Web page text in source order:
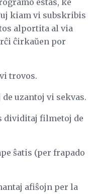
kiam vi subskribis
alportita al via
ĉirkaŭen por
trovos.
uzantoj vi sekvas.
dividitaj filmetoj de
ŝatis (per frapado
afiŝojn per la